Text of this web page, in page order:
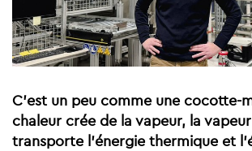
C’est un peu comme une cocotte-
chaleur crée de la vapeur, la
transporte l’énergie thermique et